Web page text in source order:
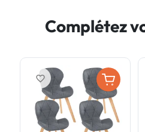
Complétez
favorite_border